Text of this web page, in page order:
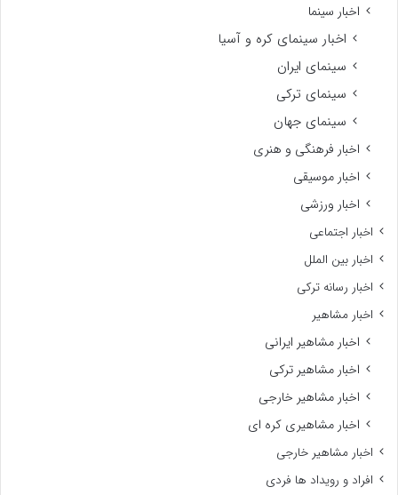
اخبار سینما
اخبار سینمای کره و آسیا
سینمای ایران
سینمای ترکی
سینمای جهان
اخبار فرهنگی و هنری
اخبار موسیقی
اخبار ورزشی
اخبار اجتماعی
اخبار بین الملل
اخبار رسانه ترکی
اخبار مشاهیر
اخبار مشاهیر ایرانی
اخبار مشاهیر ترکی
اخبار مشاهیر خارجی
اخبار مشاهیری کره ای
اخبار مشاهیر خارجی
افراد و رویداد ها فردی